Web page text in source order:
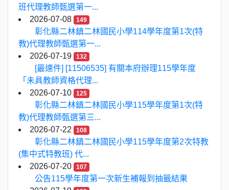
班代理教師甄選第一...
2026-07-08
149
彰化縣二林鎮二林國民小學114學年度第1次(特
教)代理教師甄選第一...
2026-07-19
132
[最速件] [11506535] 有關本府辦理115學年度
「未具教師資格代理...
2026-07-10
125
彰化縣二林鎮二林國民小學115學年度第1次(特
教)代理教師甄選第三...
2026-07-22
108
彰化縣二林鎮二林國民小學115學年度第2次特教
(集中式特教班) 代...
2026-07-20
107
公告115學年度第一次新生補報到抽籤結果